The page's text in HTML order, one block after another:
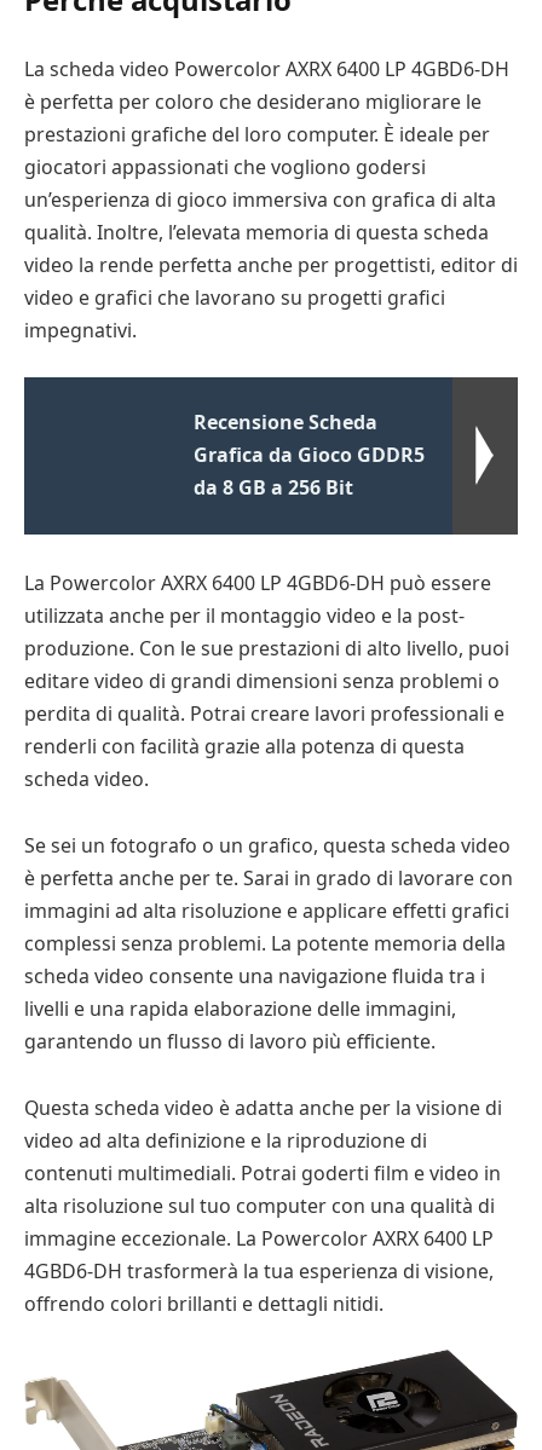
La scheda video Powercolor AXRX 6400 LP 4GBD6-DH
è perfetta per coloro che desiderano migliorare le
prestazioni grafiche del loro computer. È ideale per
giocatori appassionati che vogliono godersi
un’esperienza di gioco immersiva con grafica di alta
qualità. Inoltre, l’elevata memoria di questa scheda
video la rende perfetta anche per progettisti, editor di
video e grafici che lavorano su progetti grafici
impegnativi.
Recensione Scheda
Grafica da Gioco GDDR5
da 8 GB a 256 Bit
La Powercolor AXRX 6400 LP 4GBD6-DH può essere
utilizzata anche per il montaggio video e la post-
produzione. Con le sue prestazioni di alto livello, puoi
editare video di grandi dimensioni senza problemi o
perdita di qualità. Potrai creare lavori professionali e
renderli con facilità grazie alla potenza di questa
scheda video.
Se sei un fotografo o un grafico, questa scheda video
è perfetta anche per te. Sarai in grado di lavorare con
immagini ad alta risoluzione e applicare effetti grafici
complessi senza problemi. La potente memoria della
scheda video consente una navigazione fluida tra i
livelli e una rapida elaborazione delle immagini,
garantendo un flusso di lavoro più efficiente.
Questa scheda video è adatta anche per la visione di
video ad alta definizione e la riproduzione di
contenuti multimediali. Potrai goderti film e video in
alta risoluzione sul tuo computer con una qualità di
immagine eccezionale. La Powercolor AXRX 6400 LP
4GBD6-DH trasformerà la tua esperienza di visione,
offrendo colori brillanti e dettagli nitidi.